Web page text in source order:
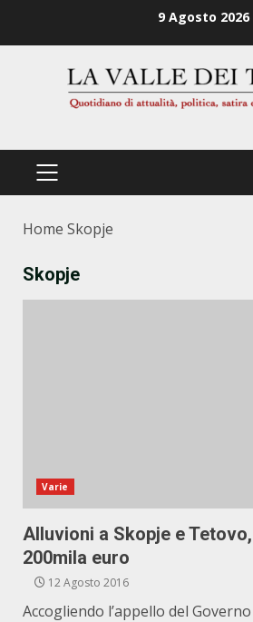
9 Agosto 2026
PRIMÄRES
Home Skopje
Skopje
Varie
Alluvioni a Skopje e
200mila euro
12 Agosto 2016
Accogliendo l’appello del